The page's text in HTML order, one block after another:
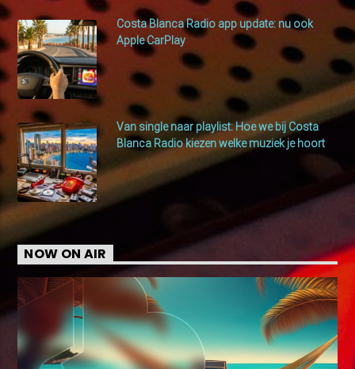
Costa Blanca Radio app update: nu ook
Apple CarPlay
Van single naar playlist: Hoe we bij Costa
Blanca Radio kiezen welke muziek je hoort
NOW ON AIR